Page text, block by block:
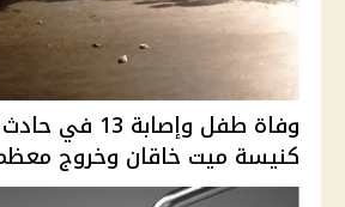
وفاة طفل وإصابة
كنيسة ميت خاقان وخروج